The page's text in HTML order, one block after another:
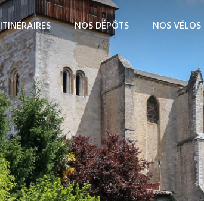
ITINÉRAIRES NOS DÉPÔTS NOS VÉLOS